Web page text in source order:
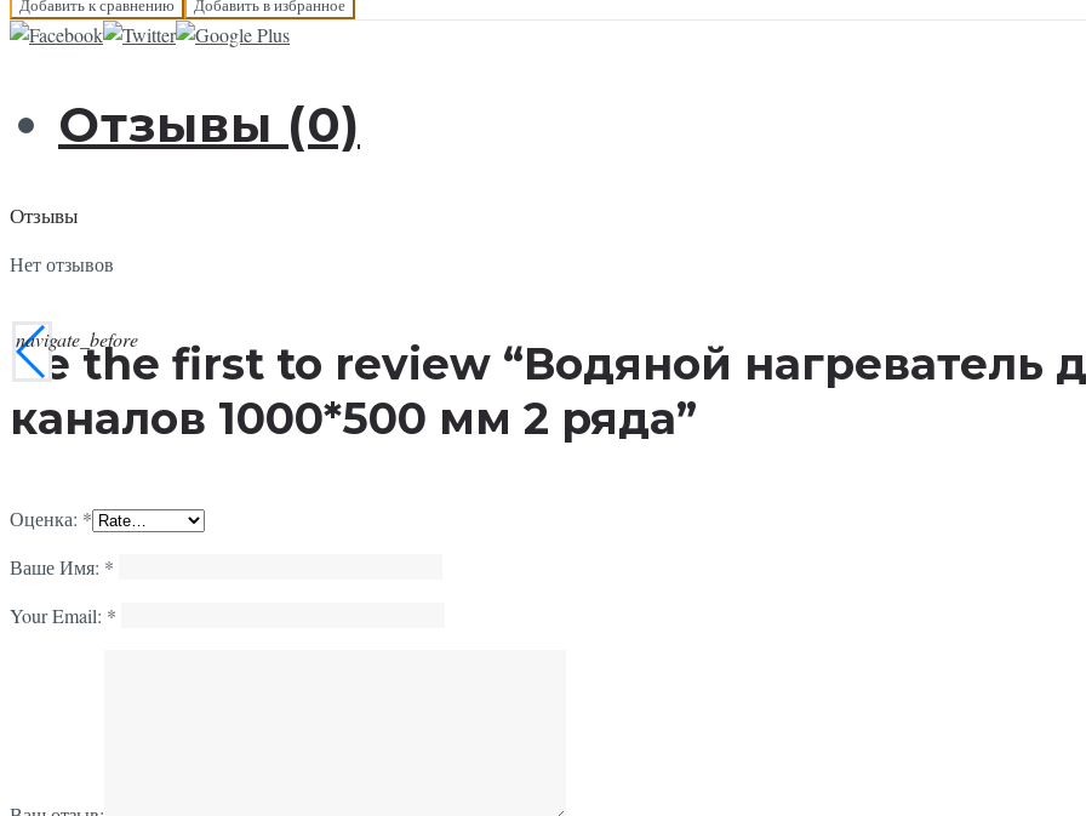
Добавить к сравнению Добавить в избранное
Отзывы (0)
Отзывы
Нет отзывов
Be the first to review “Водяной нагреватель
каналов 1000*500 мм 2 ряда”
Оценка: *
Ваше Имя: *
Your Email: *
navigate_before